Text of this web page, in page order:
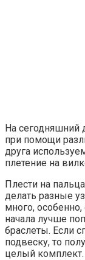
На сегодняшний
при помощи
друга
плетение на
Плести на
делать разные
много, особенно,
начала лучше
браслеты. Если
подвеску, то
целый комплект.